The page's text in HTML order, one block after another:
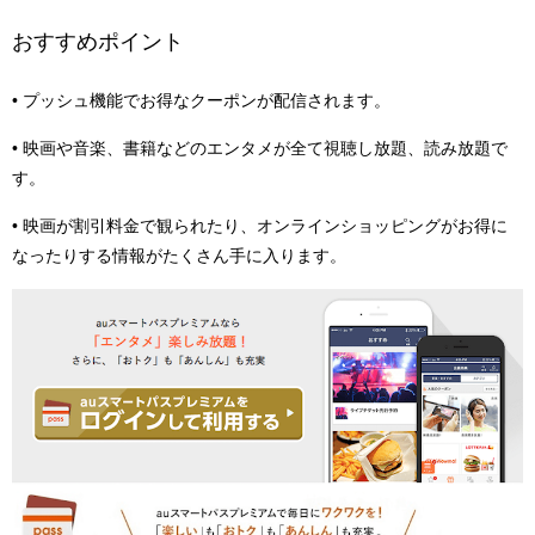
おすすめポイント
• プッシュ機能でお得なクーポンが配信されます。
• 映画や音楽、書籍などのエンタメが全て視聴し放題、読み放題で
す。
• 映画が割引料金で観られたり、オンラインショッピングがお得に
なったりする情報がたくさん手に入ります。